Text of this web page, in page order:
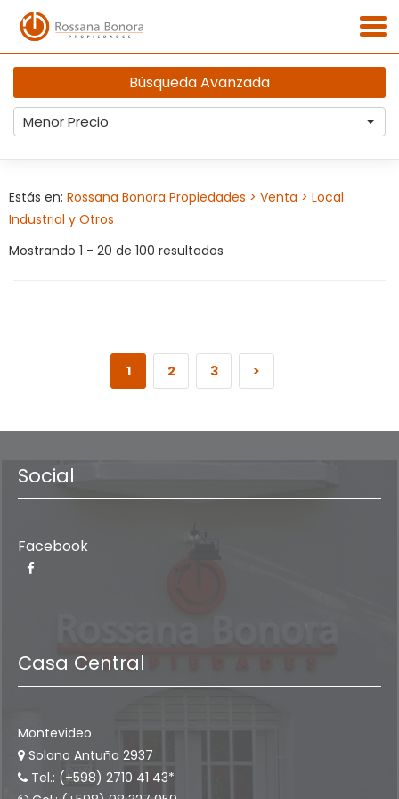
Búsqueda Avanzada
Menor Precio
Estás en: Rossana Bonora Propiedades > Venta > Local
Industrial y Otros
Mostrando 1 - 20 de 100 resultados
1 2 3 >
Social
Facebook
Casa Central
Montevideo
Solano Antuña 2937
Tel.: (+598) 2710 41 43*